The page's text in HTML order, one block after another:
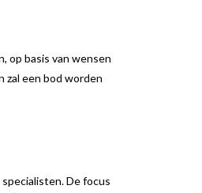
op basis van wensen
zal een bod worden
De focus